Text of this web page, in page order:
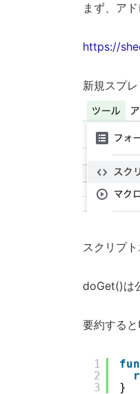
まず、ア
https://
新規スプ
スクリプ
doGet()は
要約する
1
2
3
}